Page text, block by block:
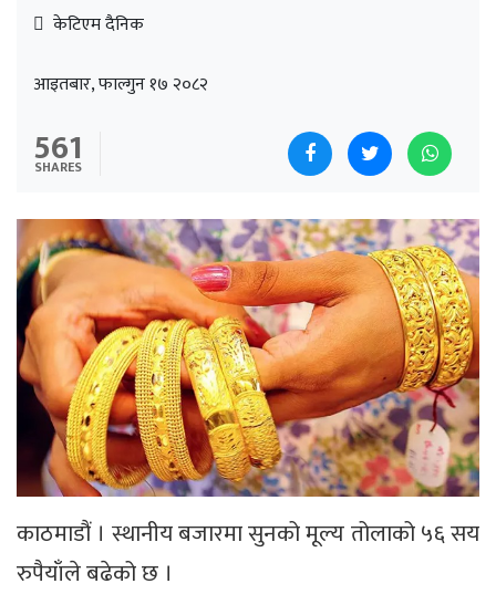
केटिएम दैनिक
आइतबार, फाल्गुन १७ २०८२
561
SHARES
काठमाडौं । स्थानीय बजारमा सुनको मूल्य तोलाको ५६ सय
रुपैयाँले बढेको छ ।